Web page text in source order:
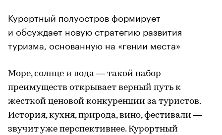
Курортный полуостров формирует
и обсуждает новую стратегию развития
туризма, основанную на «гении места»
Море, солнце и вода — такой набор
преимуществ открывает верный путь к
жесткой ценовой конкуренции за туристов.
История, кухня, природа, вино, фестивали —
звучит уже перспективнее. Курортный